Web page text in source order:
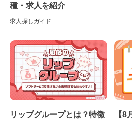
種・求人を紹介
求人探しガイド
リップグループとは？特徴
【8